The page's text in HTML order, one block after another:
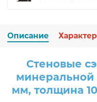
Описание
Стеновые
минеральной
мм, толщина